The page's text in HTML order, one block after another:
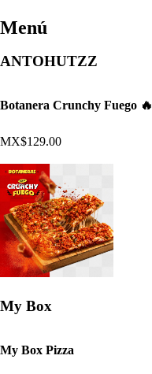
Menú
ANTOHUTZZ
Botanera Crunchy Fuego 🔥
MX$129.00
My Box
My Box Pizza